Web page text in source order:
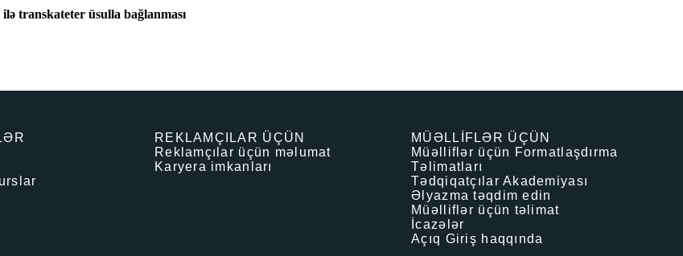
transkateter üsulla bağlanması
REKLAMÇILAR ÜÇÜN
Reklamçılar üçün məlumat
Karyera imkanları
MÜƏLLİFLƏR ÜÇÜN
Müəlliflər üçün Formatlaşdırma
Təlimatları
Tədqiqatçılar Akademiyası
Əlyazma təqdim edin
Müəlliflər üçün təlimat
İcazələr
Açıq Giriş haqqında